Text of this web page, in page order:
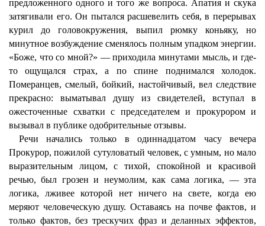
предложенного одного и того же вопроса. Апатия и скука
затягивали его. Он пытался расшевелить себя, в перерывах
курил до головокружения, выпил рюмку коньяку, но
минутное возбуждение сменялось полным упадком энергии.
«Боже, что со мной?» — приходила минутами мысль, и где-
то ощущался страх, а по спине поднимался холодок.
Померанцев, смелый, бойкий, настойчивый, вел следствие
прекрасно: выматывал душу из свидетелей, вступал в
ожесточенные схватки с председателем и прокурором и
вызывал в публике одобрительные отзывы.
Речи начались только в одиннадцатом часу вечера
Прокурор, пожилой сутуловатый человек, с умным, но мало
выразительным лицом, с тихой, спокойной и красивой
речью, был грозен и неумолим, как сама логика, — эта
логика, лживее которой нет ничего на свете, когда ею
меряют человеческую душу. Оставаясь на почве фактов, и
только фактов, без трескучих фраз и деланных эффектов,